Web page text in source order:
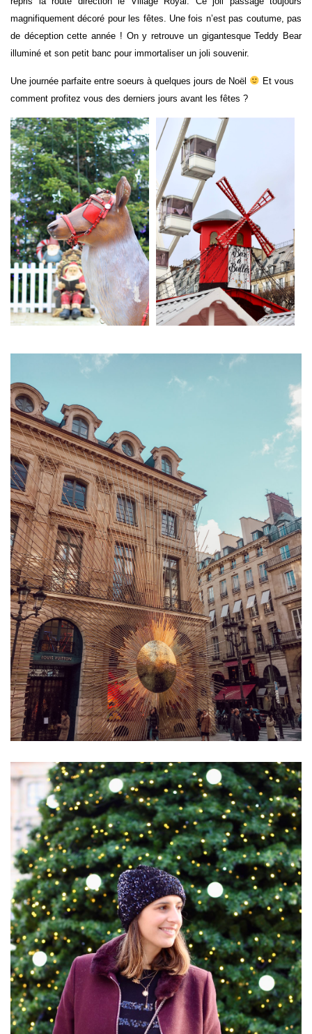
magnifiquement décoré pour les fêtes. Une fois n’est pas coutume, pas
de déception cette année ! On y retrouve un gigantesque Teddy Bear
illuminé et son petit banc pour immortaliser un joli souvenir.
Une journée parfaite entre soeurs à quelques jours de Noël
Et vous
comment profitez vous des derniers jours avant les fêtes ?